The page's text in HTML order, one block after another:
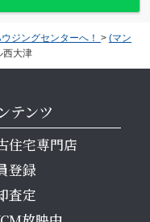
ジングセンターへ！ > (マン
西大津
テンツ
住宅専門店
登録
査定